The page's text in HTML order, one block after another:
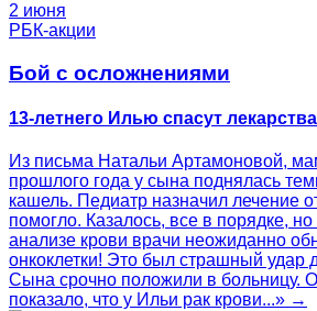
2 июня
РБК-акции
Бой с осложнениями
13-летнего Илью спасут лекарства
Из письма Натальи Артамоновой,
прошлого года у сына поднялась
кашель. Педиатр назначил лечение
помогло. Казалось, все в порядке,
анализе крови врачи неожиданно
онкоклетки! Это был страшный удар
Сына срочно положили в больницу.
показало, что у Ильи рак крови...» →